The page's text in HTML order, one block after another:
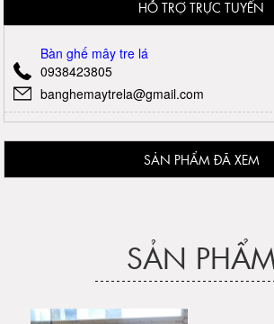
HỖ TRỢ TRỰC TUYẾN
Bàn ghế mây tre lá
0938423805
banghemaytrela@gmail.com
SẢN PHẨM ĐÃ XEM
SẢN